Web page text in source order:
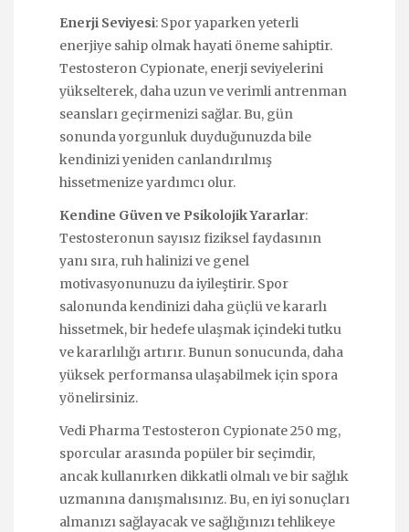
Enerji Seviyesi: Spor yaparken yeterli
enerjiye sahip olmak hayati öneme sahiptir.
Testosteron Cypionate, enerji seviyelerini
yükselterek, daha uzun ve verimli antrenman
seansları geçirmenizi sağlar. Bu, gün
sonunda yorgunluk duyduğunuzda bile
kendinizi yeniden canlandırılmış
hissetmenize yardımcı olur.
Kendine Güven ve Psikolojik Yararlar:
Testosteronun sayısız fiziksel faydasının
yanı sıra, ruh halinizi ve genel
motivasyonunuzu da iyileştirir. Spor
salonunda kendinizi daha güçlü ve kararlı
hissetmek, bir hedefe ulaşmak içindeki tutku
ve kararlılığı artırır. Bunun sonucunda, daha
yüksek performansa ulaşabilmek için spora
yönelirsiniz.
Vedi Pharma Testosteron Cypionate 250 mg,
sporcular arasında popüler bir seçimdir,
ancak kullanırken dikkatli olmalı ve bir sağlık
uzmanına danışmalısınız. Bu, en iyi sonuçları
almanızı sağlayacak ve sağlığınızı tehlikeye